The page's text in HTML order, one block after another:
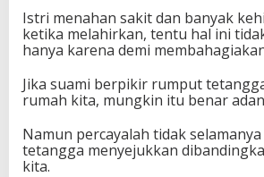
Istri menahan sakit dan banyak
ketika melahirkan, tentu hal ini
hanya karena demi
Jika suami berpikir rumput
rumah kita, mungkin itu benar
Namun percayalah tidak
tetangga menyejukkan
kita.